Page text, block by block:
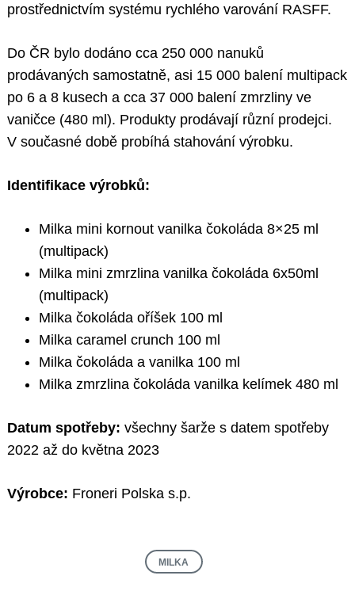
prostřednictvím systému rychlého varování RASFF.
Do ČR bylo dodáno cca 250 000 nanuků
prodávaných samostatně, asi 15 000 balení multipack
po 6 a 8 kusech a cca 37 000 balení zmrzliny ve
vaničce (480 ml). Produkty prodávají různí prodejci.
V současné době probíhá stahování výrobku.
Identifikace výrobků:
Milka mini kornout vanilka čokoláda 8×25 ml
(multipack)
Milka mini zmrzlina vanilka čokoláda 6x50ml
(multipack)
Milka čokoláda oříšek 100 ml
Milka caramel crunch 100 ml
Milka čokoláda a vanilka 100 ml
Milka zmrzlina čokoláda vanilka kelímek 480 ml
Datum spotřeby: všechny šarže s datem spotřeby
2022 až do května 2023
Výrobce: Froneri Polska s.p.
MILKA